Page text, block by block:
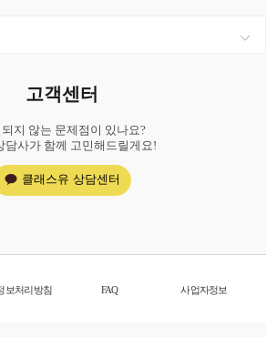
고객센터
지 않는 문제점이 있나요?
담사가 함께 고민해드릴게요!
클래스유 상담센터
보처리방침 FAQ 사업자정보